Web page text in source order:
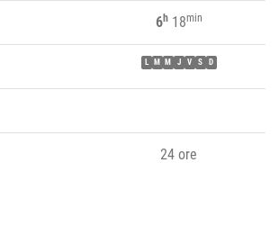
6h18min
L M M J V S D
24 ore